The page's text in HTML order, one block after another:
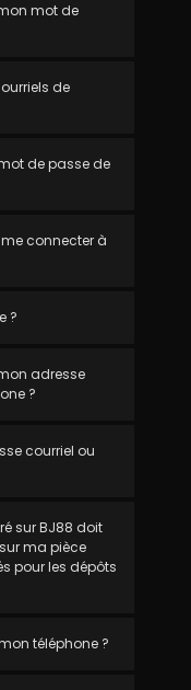
mot de
de
de passe de
connecter à
?
adresse
?
courriel ou
sur BJ88 doit
ma pièce
pour les dépôts
téléphone ?